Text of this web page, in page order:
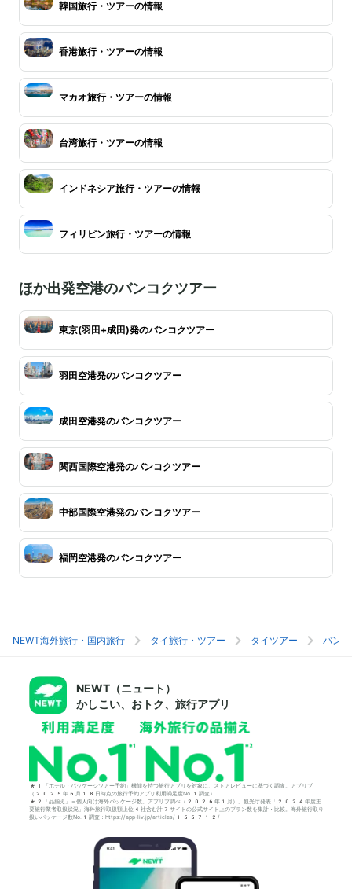
韓国旅行・ツアーの情報
香港旅行・ツアーの情報
マカオ旅行・ツアーの情報
台湾旅行・ツアーの情報
インドネシア旅行・ツアーの情報
フィリピン旅行・ツアーの情報
ほか出発空港のバンコクツアー
東京(羽田+成田)発のバンコクツアー
羽田空港発のバンコクツアー
成田空港発のバンコクツアー
関西国際空港発のバンコクツアー
中部国際空港発のバンコクツアー
福岡空港発のバンコクツアー
NEWT海外旅行・国内旅行 タイ旅行・ツアー タイツアー バン
NEWT（ニュート）
かしこい、おトク、旅行アプリ
*1「ホテル・パッケージツアー予約」機能を持つ旅行アプリを対象に、ストアレビューに基づく調査。アプリブ
（2025年6月18日時点の旅行予約アプリ利用満足度No.1調査）
*2「品揃え」＝個人向け海外パッケージ数。アプリブ調べ（2026年1月）。観光庁発表「2024年度主
要旅行業者取扱状況」海外旅行取扱額上位4社含む計7サイトの公式サイト上のプラン数を集計・比較。海外旅行取り
扱いパッケージ数No.1調査：https://app-liv.jp/articles/155712/